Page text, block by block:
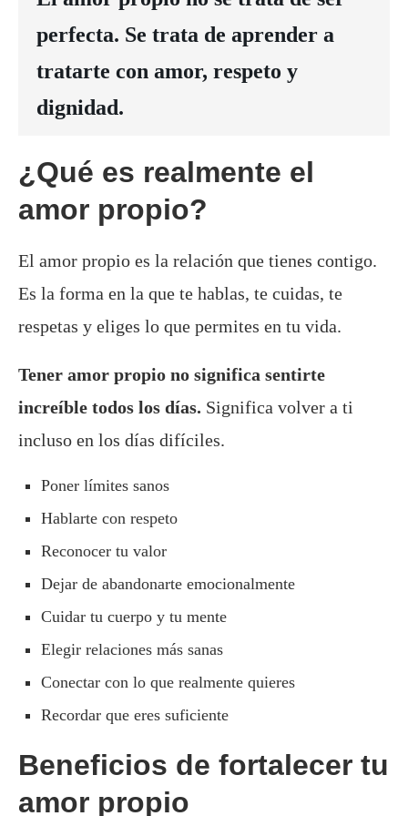
perfecta. Se trata de aprender a
tratarte con amor, respeto y
dignidad.
¿Qué es realmente el
amor propio?
El amor propio es la relación que tienes contigo.
Es la forma en la que te hablas, te cuidas, te
respetas y eliges lo que permites en tu vida.
Tener amor propio no significa sentirte
increíble todos los días. Significa volver a ti
incluso en los días difíciles.
Poner límites sanos
Hablarte con respeto
Reconocer tu valor
Dejar de abandonarte emocionalmente
Cuidar tu cuerpo y tu mente
Elegir relaciones más sanas
Conectar con lo que realmente quieres
Recordar que eres suficiente
Beneficios de fortalecer tu
amor propio